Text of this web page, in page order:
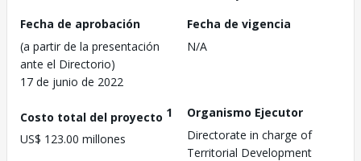
Fecha de aprobación
(a partir de la presentación
ante el Directorio)
17 de junio de 2022
Fecha de vigencia
N/A
Costo total del proyecto 1
US$ 123.00 millones
Organismo Ejecutor
Directorate in charge of
Territorial Development